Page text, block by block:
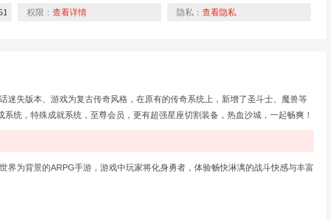
权限： 查看详情 隐私： 查看隐私
迷失版本、游戏为复古传奇风格，在原有的传奇系统上，新增了圣斗士、魔兽等
统，特殊成就系统，至尊会员，更有超强星座切割装备，热血沙城，一起畅爽！
界为背景的ARPG手游，游戏中玩家将化身勇者，体验畅快淋漓的战斗快感与丰富
下载
热血之怒（0元送充亿爆） 雄霸天地（热血狂爆迷失）
下载
甜点大乱入-开局千抽宝可梦 真三国快打-GM街机无限币